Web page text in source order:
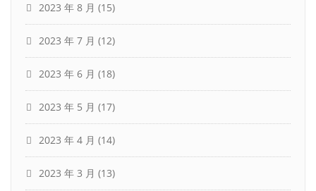
2023 年 8 月 (15)
2023 年 7 月 (12)
2023 年 6 月 (18)
2023 年 5 月 (17)
2023 年 4 月 (14)
2023 年 3 月 (13)